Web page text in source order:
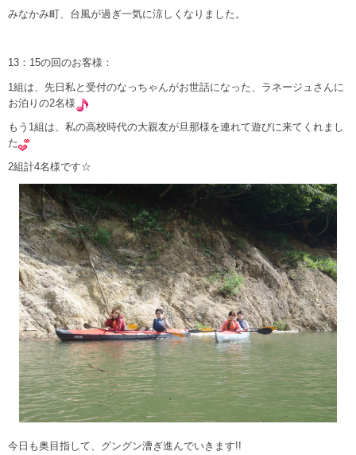
みなかみ町、台風が過ぎ一気に涼しくなりました。
13：15の回のお客様：
1組は、先日私と受付のなっちゃんがお世話になった、ラネージュさんに
お泊りの2名様
もう1組は、私の高校時代の大親友が旦那様を連れて遊びに来てくれまし
た
2組計4名様です☆
今日も奥目指して、グングン漕ぎ進んでいきます!!